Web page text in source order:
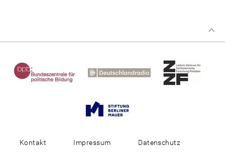
Kontakt Impressum Datenschutz